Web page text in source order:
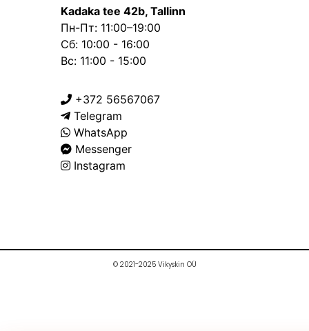
Kadaka tee 42b, Tallinn
Пн-Пт: 11:00–19:00
Сб: 10:00 - 16:00
Вс: 11:00 - 15:00
+372 56567067
Telegram
WhatsApp
Messenger
Instagram
© 2021-2025 Vikyskin OÜ